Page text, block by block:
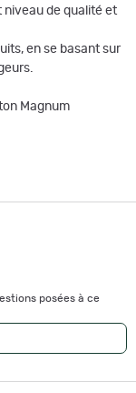
niveau de qualité et
en se basant sur
Magnum
posées à ce